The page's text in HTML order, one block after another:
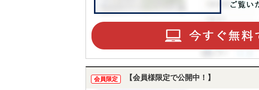
会員限定 【会員様限定で公開中！】